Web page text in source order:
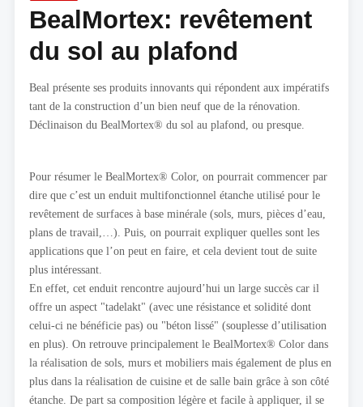
BealMortex: revêtement
du sol au plafond
Beal présente ses produits innovants qui répondent aux impératifs
tant de la construction d’un bien neuf que de la rénovation.
Déclinaison du BealMortex® du sol au plafond, ou presque.
Pour résumer le BealMortex® Color, on pourrait commencer par
dire que c’est un enduit multifonctionnel étanche utilisé pour le
revêtement de surfaces à base minérale (sols, murs, pièces d’eau,
plans de travail,…). Puis, on pourrait expliquer quelles sont les
applications que l’on peut en faire, et cela devient tout de suite
plus intéressant.
En effet, cet enduit rencontre aujourd’hui un large succès car il
offre un aspect "tadelakt" (avec une résistance et solidité dont
celui-ci ne bénéficie pas) ou "béton lissé" (souplesse d’utilisation
en plus). On retrouve principalement le BealMortex® Color dans
la réalisation de sols, murs et mobiliers mais également de plus en
plus dans la réalisation de cuisine et de salle bain grâce à son côté
étanche. De part sa composition légère et facile à appliquer, il se